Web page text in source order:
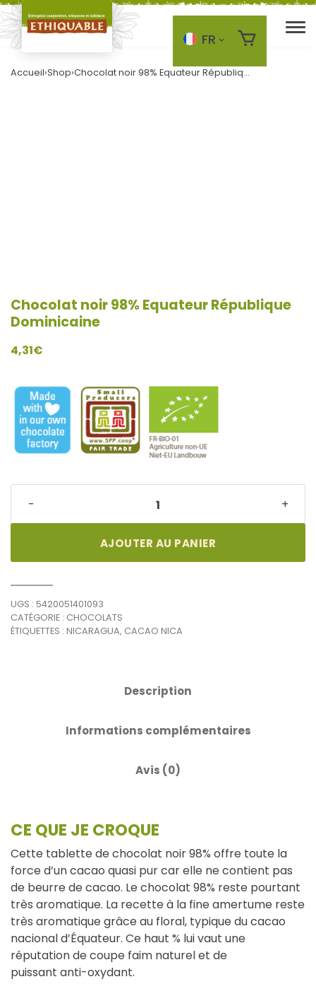
Skip to main content
FR
Accueil›Shop› Chocolat noir 98% Equateur République Dominicaine
Chocolat noir 98% Equateur République
Dominicaine
4,31€
noir
98%
République
- +
AJOUTER AU PANIER
UGS : 5420051401093
CATÉGORIE : CHOCOLATS
ÉTIQUETTES : NICARAGUA, CACAO NICA
Description
Informations complémentaires
Avis (0)
CE QUE JE CROQUE
Cette tablette de chocolat noir 98% offre toute la
force d’un cacao quasi pur car elle ne contient pas
de beurre de cacao. Le chocolat 98% reste pourtant
très aromatique. La recette à la fine amertume reste
très aromatique grâce au floral, typique du cacao
nacional d’Équateur. Ce haut % lui vaut une
réputation de coupe faim naturel et de
puissant anti-oxydant.